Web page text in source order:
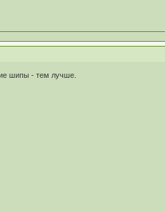
шипы - тем лучше.